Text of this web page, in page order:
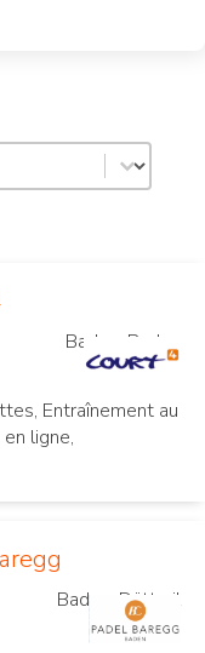
Baden-Baden
Entraînement au
ligne,
Baden-Dättwil